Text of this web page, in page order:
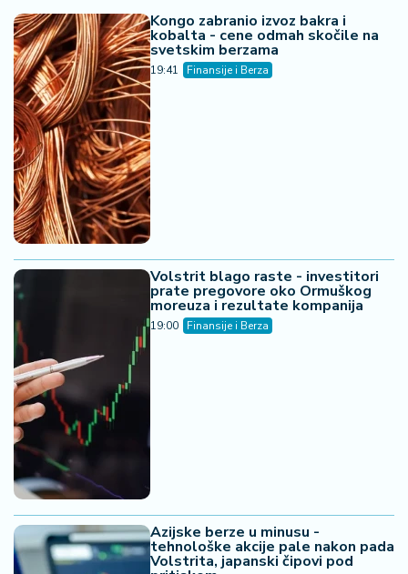
Kongo zabranio izvoz bakra i
kobalta - cene odmah skočile na
svetskim berzama
19:41 Finansije i Berza
Volstrit blago raste - investitori
prate pregovore oko Ormuškog
moreuza i rezultate kompanija
19:00 Finansije i Berza
Azijske berze u minusu -
tehnološke akcije pale nakon pada
Volstrita, japanski čipovi pod